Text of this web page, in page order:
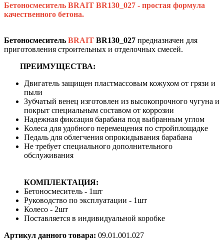
Бетоносмеситель BRAIT BR130_027 - простая формула
качественного бетона.
Бетоносмеситель BRAIT BR130_027 предназначен для
приготовления строительных и отделочных смесей.
ПРЕИМУЩЕСТВА:
Двигатель защищен пластмассовым кожухом от грязи и
пыли
Зубчатый венец изготовлен из высокопрочного чугуна и
покрыт специальным составом от коррозии
Надежная фиксация барабана под выбранным углом
Колеса для удобного перемещения по стройплощадке
Педаль для облегчения опрокидывания барабана
Не требует специального дополнительного
обслуживания
КОМПЛЕКТАЦИЯ:
Бетоносмеситель - 1шт
Руководство по эксплуатации - 1шт
Колесо - 2шт
Поставляется в индивидуальной коробке
Артикул данного товара: 09.01.001.027